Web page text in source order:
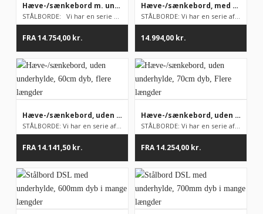
Hæve-/sænkebord m. underhylde, 70cm dyb, flere længder
STÅLBORDE: Vi har en serie af stålborde på lager, men s...
FRA14.754,00 kr.
Hæve-/sænkebord, med underhylde, 60 cm dyb og længde efter mål
STÅLBORDE: Vi har en serie af stålborde på lager, men som udga...
14.994,00 kr.
Hæve-/sænkebord, uden underhylde, 60cm dyb, flere længder
STÅLBORDE: Vi har en serie af stålborde på lager, men som udga...
FRA14.141,50 kr.
Hæve-/sænkebord, uden underhylde, 70cm dyb, Flere længder
STÅLBORDE: Vi har en serie af stålborde på lager, men som udga...
FRA14.254,00 kr.